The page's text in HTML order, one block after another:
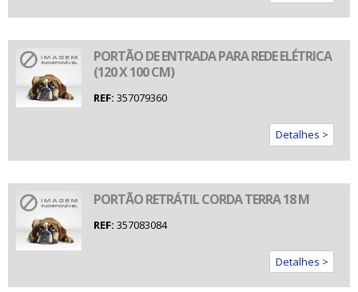
PORTÃO DE ENTRADA PARA REDE ELÉTRICA
(120 X 100 CM)
REF: 357079360
Detalhes >
PORTÃO RETRÁTIL CORDA TERRA 18 M
REF: 357083084
Detalhes >